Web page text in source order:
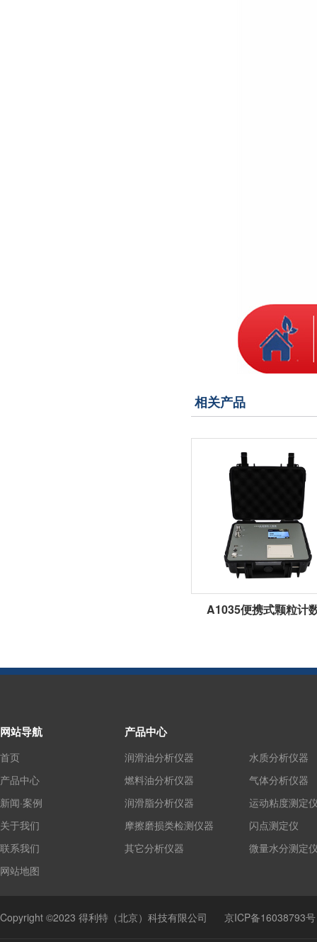
相关产品
A1035便携式颗粒计
网站导航
首页
产品中心
新闻·案例
关于我们
联系我们
网站地图
产品中心
润滑油分析仪器
燃料油分析仪器
润滑脂分析仪器
摩擦磨损类检测仪器
其它分析仪器
水质分析仪器
气体分析仪器
运动粘度测定
闪点测定仪
微量水分测定
Copyright ©2023 得利特（北京）科技有限公司 京ICP备16038793号